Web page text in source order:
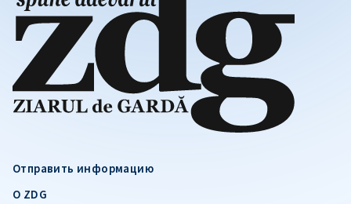
Отправить информацию
О ZDG